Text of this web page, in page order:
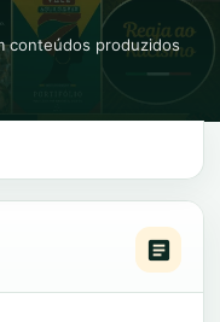
conteúdos produzidos
article